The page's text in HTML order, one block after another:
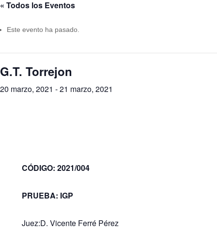
« Todos los Eventos
Este evento ha pasado.
G.T. Torrejon
20 marzo, 2021 -21 marzo, 2021
CÓDIGO: 2021/004
PRUEBA: IGP
Juez:D. Vicente Ferré Pérez